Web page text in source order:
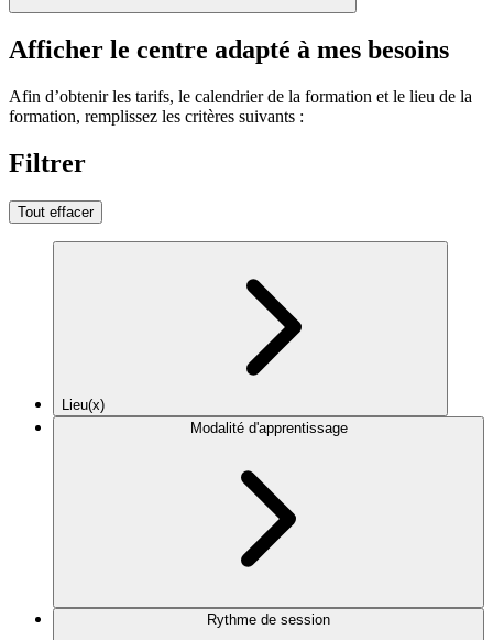
Afficher le centre adapté à mes besoins
Afin d’obtenir les tarifs, le calendrier de la formation et le lieu de la
formation, remplissez les critères suivants :
Filtrer
Tout effacer
Lieu(x)
Modalité d'apprentissage
Rythme de session